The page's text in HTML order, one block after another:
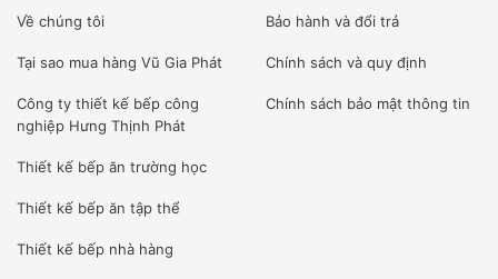
Về chúng tôi
Tại sao mua hàng Vũ Gia Phát
Công ty thiết kế bếp công
nghiệp Hưng Thịnh Phát
Thiết kế bếp ăn trường học
Thiết kế bếp ăn tập thể
Thiết kế bếp nhà hàng
Bảo hành và đổi trả
Chính sách và quy định
Chính sách bảo mật thông tin